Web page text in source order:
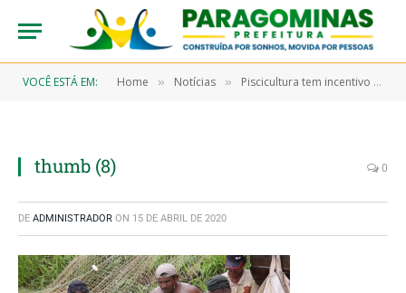
VOCÊ ESTÁ EM: Home » Notícias » Piscicultura tem incentivo direto na produção por parte da Prefeitura de Paragominas
thumb (8) 0
DE ADMINISTRADOR ON 15 DE ABRIL DE 2020